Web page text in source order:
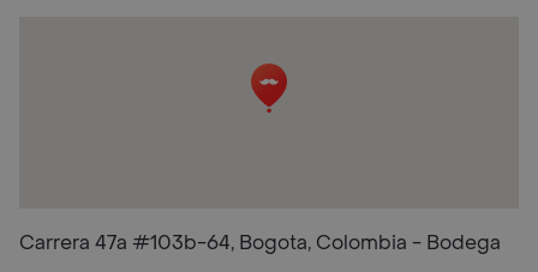
Carrera 47a #103b-64, Bogota, Colombia - Bodega